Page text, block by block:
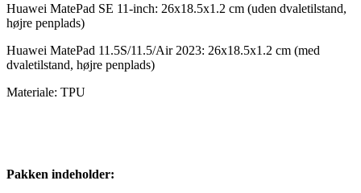
Huawei MatePad SE 11-inch: 26x18.5x1.2 cm (uden dvaletilstand,
højre penplads)
Huawei MatePad 11.5S/11.5/Air 2023: 26x18.5x1.2 cm (med
dvaletilstand, højre penplads)
Materiale: TPU
Pakken indeholder: